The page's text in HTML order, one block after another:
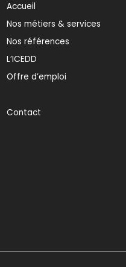
Accueil
Nos métiers & services
Nos références
L’ICEDD
Offre d’emploi
Contact